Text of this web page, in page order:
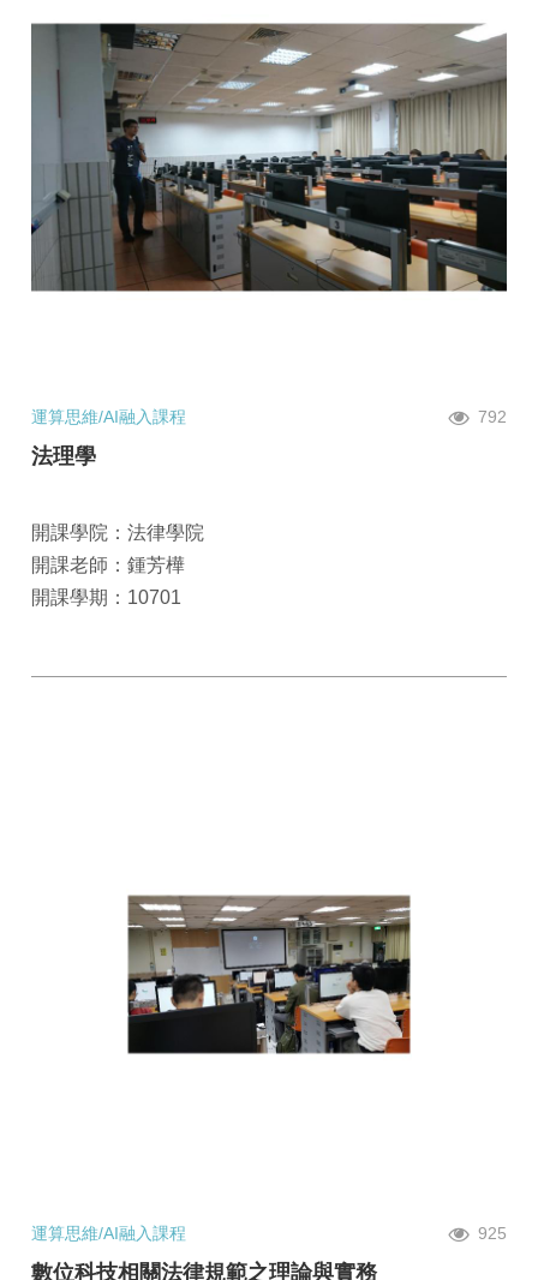
運算思維/AI融入課程 792
法理學
開課學院：法律學院
開課老師：鍾芳樺
開課學期：10701
運算思維/AI融入課程 925
數位科技相關法律規範之理論與實務